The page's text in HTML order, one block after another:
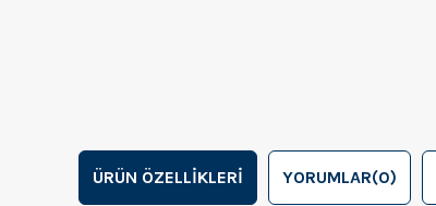
ÜRÜN ÖZELLIKLERI YORUMLAR(0)